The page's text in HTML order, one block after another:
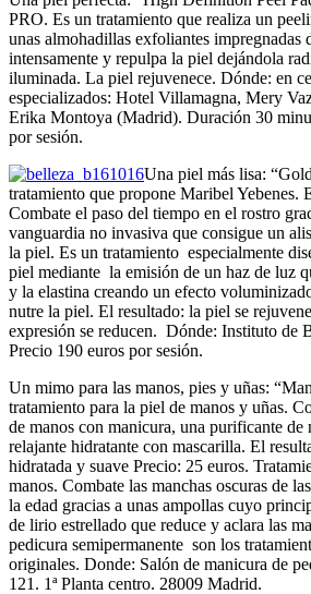
PRO. Es un tratamiento que realiza un
unas almohadillas exfoliantes impregnadas
intensamente y repulpa la piel dejándola
iluminada. La piel rejuvenece. Dónde: en
especializados: Hotel Villamagna, Mery
Erika Montoya (Madrid). Duración 30
por sesión.
Una piel más lisa:
tratamiento que propone Maribel Yebenes.
Combate el paso del tiempo en el rostro
vanguardia no invasiva que consigue un
la piel. Es un tratamiento especialmente
piel mediante la emisión de un haz de luz
y la elastina creando un efecto
nutre la piel. El resultado: la piel se
expresión se reducen. Dónde: Instituto de
Precio 190 euros por sesión.
Un mimo para las manos, pies y uñas:
tratamiento para la piel de manos y uñas.
de manos con manicura, una purificante de
relajante hidratante con mascarilla. El
hidratada y suave Precio: 25 euros.
manos. Combate las manchas oscuras de
la edad gracias a unas ampollas cuyo
de lirio estrellado que reduce y aclara las
pedicura semipermanente son los
originales. Donde: Salón de manicura de
121. 1ª Planta centro. 28009 Madrid.